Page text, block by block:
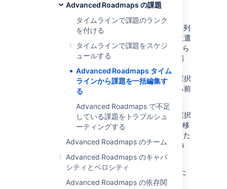
Advanced Roadmaps の課題
タイムラインで課題のランク
を付ける
タイムラインで課題をスケジ
ュールする
Advanced Roadmaps タイム
ラインから課題を一括編集す
る
Advanced Roadmaps で不足
している課題をトラブルシュ
ーティングする
Advanced Roadmaps のチーム
Advanced Roadmaps のキャパ
シティとベロシティ
Advanced Roadmaps の依存関
課題を選択する
まず、編集する課題を選択します。[
] 列
のチェックボックスを使用して、課題を個別に選
択するか、キーボードのShiftキーを押しながら
複数の課題を一度に選択します。この方法の場
合、プランに表示されている課題のみが選択さ
れ、折りたたまれている子課題や派生課題は選択
されません。それらを選択するには、選択する前
または、全体のストーリーまたはエピックを選択
する場合は、[課題] 列の [詳細
] アイコンに移
] また
派生課題のみを選択] のいずれかを選択でき
バルク アクション メニューは
、課題を選択した
後にのみ表示されます。